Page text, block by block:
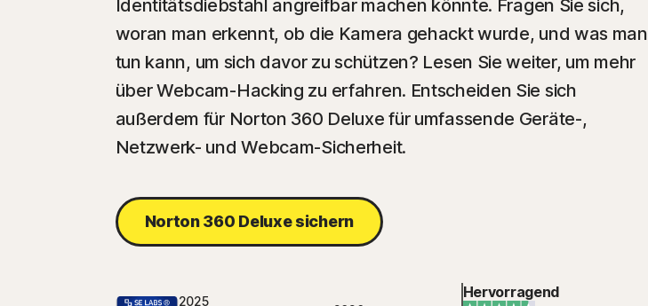
Identitätsdiebstahl angreifbar machen könnte. Fragen Sie sich,
woran man erkennt, ob die Kamera gehackt wurde, und was man
tun kann, um sich davor zu schützen? Lesen Sie weiter, um mehr
über Webcam-Hacking zu erfahren. Entscheiden Sie sich
außerdem für Norton 360 Deluxe für umfassende Geräte-,
Netzwerk- und Webcam-Sicherheit.
Norton 360 Deluxe sichern
2025
Hervorragend